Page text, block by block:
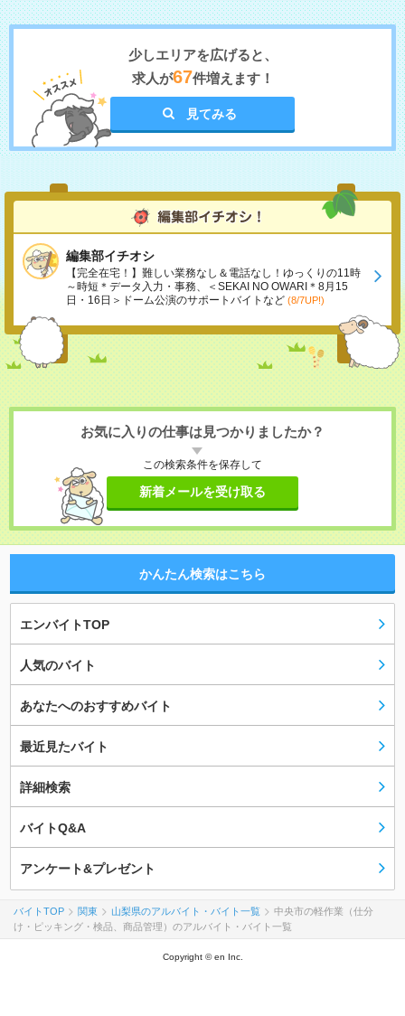
少しエリアを広げると、
求人が67件増えます！
見てみる
編集部イチオシ
【完全在宅！】難しい業務なし＆電話なし！ゆっくりの11時
～時短＊データ入力・事務、＜SEKAI NO OWARI＊8月15
日・16日＞ドーム公演のサポートバイトなど (8/7UP!)
お気に入りの仕事は見つかりましたか？
この検索条件を保存して
新着メールを受け取る
かんたん検索はこちら
エンバイトTOP
人気のバイト
あなたへのおすすめバイト
最近見たバイト
詳細検索
バイトQ&A
アンケート&プレゼント
バイトTOP 関東 山梨県のアルバイト・バイト一覧
中央市の軽作業（仕分
け・ピッキング・検品、商品管理）のアルバイト・バイト一覧
Copyright © en Inc.